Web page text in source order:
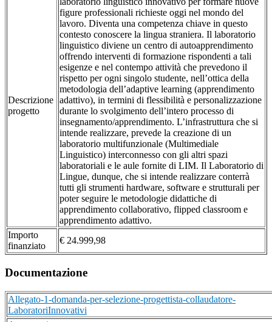
Descrizione
progetto
figure professionali richieste oggi nel mondo del
lavoro. Diventa una competenza chiave in questo
contesto conoscere la lingua straniera. Il laboratorio
linguistico diviene un centro di autoapprendimento
offrendo interventi di formazione rispondenti a tali
esigenze e nel contempo attività che prevedono il
rispetto per ogni singolo studente, nell’ottica della
metodologia dell’adaptive learning (apprendimento
adattivo), in termini di flessibilità e personalizzazione
durante lo svolgimento dell’intero processo di
insegnamento/apprendimento. L’infrastruttura che si
intende realizzare, prevede la creazione di un
laboratorio multifunzionale (Multimediale
Linguistico) interconnesso con gli altri spazi
laboratoriali e le aule fornite di LIM. Il Laboratorio di
Lingue, dunque, che si intende realizzare conterrà
tutti gli strumenti hardware, software e strutturali per
poter seguire le metodologie didattiche di
apprendimento collaborativo, flipped classroom e
apprendimento adattivo.
Importo
finanziato
€ 24.999,98
Documentazione
Allegato-1-domanda-per-selezione-progettista-collaudatore-
LaboratoriInnovativi